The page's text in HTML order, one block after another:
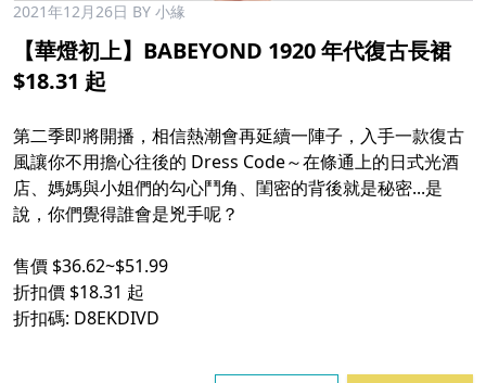
2021年12月26日 BY 小緣
【華燈初上】BABEYOND 1920 年代復古長裙
$18.31 起
第二季即將開播，相信熱潮會再延續一陣子，入手一款復古
風讓你不用擔心往後的 Dress Code～在條通上的日式光酒
店、媽媽與小姐們的勾心鬥角、閨密的背後就是秘密...是
說，你們覺得誰會是兇手呢？
售價 $36.62~$51.99
折扣價 $18.31 起
折扣碼: D8EKDIVD